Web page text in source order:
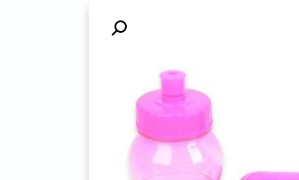
פוטובלוק תעודת לידה - קשת בענן